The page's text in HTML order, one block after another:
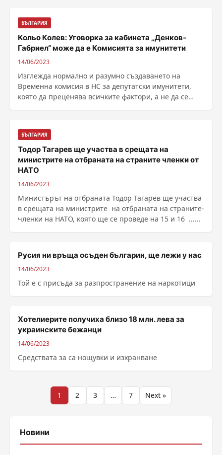
БЪЛГАРИЯ
Кольо Колев: Уговорка за кабинета „Денков-
Габриел“ може да е Комисията за имунитети
14/06/2023
Изглежда нормално и разумно създаването на
Временна комисия в НС за депутатски имунитети,
която да преценява всичките фактори, а не да се
БЪЛГАРИЯ
Тодор Тагарев ще участва в срещата на
министрите на отбраната на страните членки от
НАТО
14/06/2023
Министърът на отбраната Тодор Тагарев ще участва
в срещата на министрите на отбраната на страните-
членки на НАТО, която ще се проведе на 15 и 16 ......
Русия ни връща осъден българин, ще лежи у нас
14/06/2023
Той е с присъда за разпространение на наркотици
Хотелиерите получиха близо 18 млн. лева за
украинските бежанци
14/06/2023
Средствата за са нощувки и изхранване
Разделяне
публикациите
1 2 3 … 7 Next »
Новини